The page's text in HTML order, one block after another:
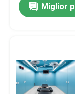
Miglior